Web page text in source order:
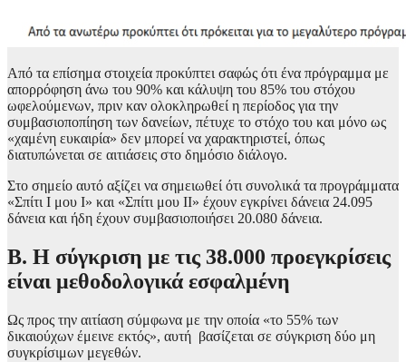
Από τα επίσημα στοιχεία προκύπτει σαφώς ότι ένα πρόγραμμα με
απορρόφηση άνω του 90% και κάλυψη του 85% του στόχου
ωφελούμενων, πριν καν ολοκληρωθεί η περίοδος για την
συμβασιοποπίηση των δανείων, πέτυχε το στόχο του και μόνο ως
«χαμένη ευκαιρία» δεν μπορεί να χαρακτηριστεί, όπως
διατυπώνεται σε αιτιάσεις στο δημόσιο διάλογο.
Στο σημείο αυτό αξίζει να σημειωθεί ότι συνολικά τα προγράμματα
«Σπίτι Ι μου Ι» και «Σπίτι μου ΙΙ» έχουν εγκρίνει δάνεια 24.095
δάνεια και ήδη έχουν συμβασιοποιήσει 20.080 δάνεια.
Β. Η σύγκριση με τις 38.000 προεγκρίσεις
είναι μεθοδολογικά εσφαλμένη
Ως προς την αιτίαση σύμφωνα με την οποία «το 55% των
δικαιούχων έμεινε εκτός», αυτή βασίζεται σε σύγκριση δύο μη
συγκρίσιμων μεγεθών.